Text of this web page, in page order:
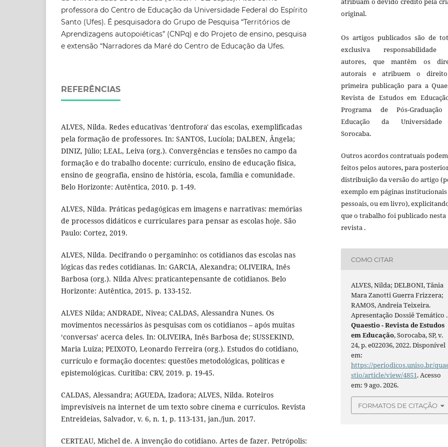
professora do Centro de Educação da Universidade Federal do Espírito
Santo (Ufes). É pesquisadora do Grupo de Pesquisa “Territórios de
Aprendizagens autopoiéticas” (CNPq) e do Projeto de ensino, pesquisa
e extensão “Narradores da Maré do Centro de Educação da Ufes.
REFERÊNCIAS
ALVES, Nilda. Redes educativas 'dentrofora' das escolas, exemplificadas
pela formação de professores. In: SANTOS, Lucíola; DALBEN, Ângela;
DINIZ, Júlio; LEAL, Leiva (org.). Convergências e tensões no campo da
formação e do trabalho docente: currículo, ensino de educação física,
ensino de geografia, ensino de história, escola, família e comunidade.
Belo Horizonte: Autêntica, 2010. p. 1-49.
ALVES, Nilda. Práticas pedagógicas em imagens e narrativas: memórias
de processos didáticos e curriculares para pensar as escolas hoje. São
Paulo: Cortez, 2019.
ALVES, Nilda. Decifrando o pergaminho: os cotidianos das escolas nas
lógicas das redes cotidianas. In: GARCIA, Alexandra; OLIVEIRA, Inês
Barbosa (org.). Nilda Alves: praticantepensante de cotidianos. Belo
Horizonte: Autêntica, 2015. p. 133-152.
ALVES Nilda; ANDRADE, Nivea; CALDAS, Alessandra Nunes. Os
movimentos necessários às pesquisas com os cotidianos – após muitas
‘conversas’ acerca deles. In: OLIVEIRA, Inês Barbosa de; SUSSEKIND,
Maria Luiza; PEIXOTO, Leonardo Ferreira (org.). Estudos do cotidiano,
currículo e formação docentes: questões metodológicas, políticas e
epistemológicas. Curitiba: CRV, 2019. p. 19-45.
CALDAS, Alessandra; AGUEDA, Izadora; ALVES, Nilda. Roteiros
imprevisíveis na internet de um texto sobre cinema e currículos. Revista
Entreideias, Salvador, v. 6, n. 1, p. 113-131, jan./jun. 2017.
CERTEAU, Michel de. A invenção do cotidiano. Artes de fazer. Petrópolis:
original.
Os artigos publicados são de
exclusiva responsabilidade
autores, que mantêm os
autorais e atribuem o
primeira publicação para a
Revista de Estudos em
Programa de Pós-
Educação da
Sorocaba.
Outros acordos contratuais
feitos pelos autores, para
distribuição da versão do artigo
exemplo em páginas
pessoais, ou em livro),
que o trabalho foi publicado nesta
revista .
COMO CITAR
ALVES, Nilda; DELBONI, Tânia
Mara Zanotti Guerra Frizzera;
RAMOS, Andreia Teixeira.
Apresentação Dossiê Temático .
Quaestio - Revista de Estudos
em Educação, Sorocaba, SP, v.
24, p. e022036, 2022. Disponível
em:
https://periodicos.uniso.br/
stio/article/view/4851. Acesso
em: 9 ago. 2026.
FORMATOS DE CITAÇÃO